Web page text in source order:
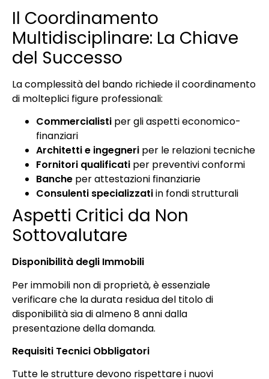
Il Coordinamento
Multidisciplinare: La Chiave
del Successo
La complessità del bando richiede il coordinamento
di molteplici figure professionali:
Commercialisti per gli aspetti economico-
finanziari
Architetti e ingegneri per le relazioni tecniche
Fornitori qualificati per preventivi conformi
Banche per attestazioni finanziarie
Consulenti specializzatiin fondi strutturali
Aspetti Critici da Non
Sottovalutare
Disponibilità degli Immobili
Per immobili non di proprietà, è essenziale
verificare che la durata residua del titolo di
disponibilità sia di almeno 8 anni dalla
presentazione della domanda.
Requisiti Tecnici Obbligatori
Tutte le strutture devono rispettare i nuovi